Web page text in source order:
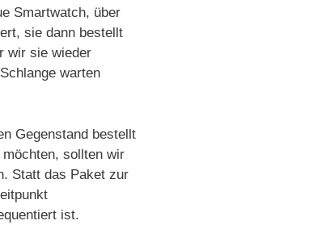
Smartwatch, über
sie dann bestellt
wir sie wieder
warten
Gegenstand bestellt
sollten wir
Statt das Paket zur
ist.